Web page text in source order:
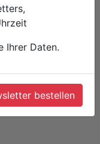
Ihrer Daten.
bestellen